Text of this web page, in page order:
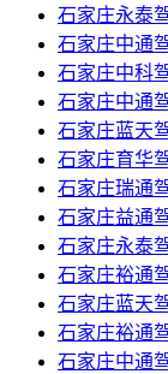
石家庄永泰
石家庄中通
石家庄中科
石家庄中通
石家庄蓝天
石家庄育华
石家庄瑞通
石家庄益通
石家庄永泰
石家庄裕通
石家庄蓝天
石家庄裕通
石家庄中通